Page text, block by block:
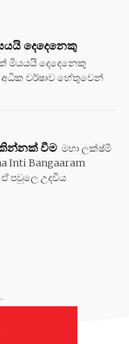
දෙදෙනෙකු
මියයයි දෙදෙනෙකු
වර්ෂාව හේතුවෙන්
වීම මහා ලක්ෂ්මි
Bangaaram
පවුලෙ උදවිය